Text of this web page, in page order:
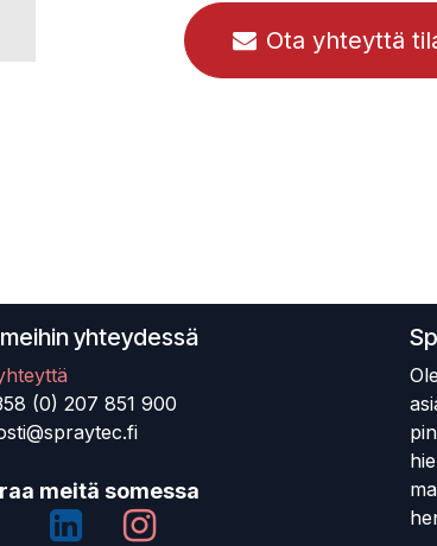
Ota yhteyttä
yhteydessä
(0) 207 851 900
meitä somessa